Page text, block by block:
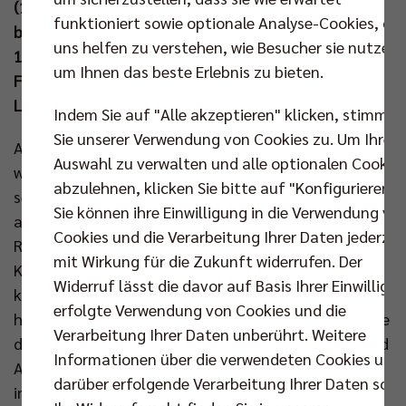
(15 Punkte) den Topscorer des Abends. Erstmals
bekommen die Zuschauer am Sonntag (12. Okt um
18.00 Uhr) in der Sparkassen-Arena ein anderes
Finale, nämlich das der Playoffs 2025 gegen die SVG
Lüneburg.
Anders als noch am Vortag ruckelte es zunächst ein
wenig im Berliner Spiel und das Match gegen den
selbsternannten „Geilsten Club der Welt“ startete
ausgeglichen (6:6). Neu auf der Platte waren Moritz
Reichert anstelle von Ruben Schott und Florian
Krage-Brewitz für Jelle Bosma. In dieser Besetzung
konnten die BR Volleys aber zügig einen Gang
hochschalten und wieder einmal gab Nehemiah Mote
der Mannschaft Energie durch Punkte im Angriff und
Aufschlag (12:8). Insgesamt schraubten die Männer
in Orange ihre Aufschlagqualität nach oben und
funktioniert sowie optionale Analyse-Cookies, die
uns helfen zu verstehen, wie Besucher sie nutzen,
um Ihnen das beste Erlebnis zu bieten.
Indem Sie auf "Alle akzeptieren" klicken, stimmen
Sie unserer Verwendung von Cookies zu. Um Ihre
Auswahl zu verwalten und alle optionalen Cookies
abzulehnen, klicken Sie bitte auf "Konfigurieren".
Sie können ihre Einwilligung in die Verwendung
Cookies und die Verarbeitung Ihrer Daten
mit Wirkung für die Zukunft widerrufen. Der
Widerruf lässt die davor auf Basis Ihrer
erfolgte Verwendung von Cookies und die
Verarbeitung Ihrer Daten unberührt. Weitere
Informationen über die verwendeten Cookies und
darüber erfolgende Verarbeitung Ihrer Daten